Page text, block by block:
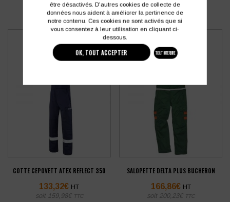
COTTE CEPOVETT ATEX REFLECT 350
133,32€ HT
soit 159,98€ TTC
SALOPETTE DELTA PLUS BUCHERON
166,86€ HT
soit 200,23€ TTC
être désactivés. D'autres cookies de collecte de
données nous aident à améliorer la pertinence de
notre contenu. Ces cookies ne sont activés que si
vous consentez à leur utilisation en cliquant ci-
dessous.
OK, TOUT ACCEPTER TOUT INTERDIRE